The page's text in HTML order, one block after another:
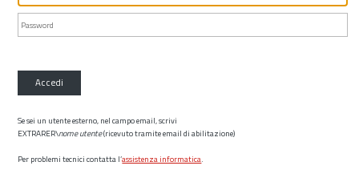
Accedi
Se sei un utente esterno, nel campo email, scrivi
EXTRARER\nome utente(ricevuto tramite email di abilitazione)
Per problemi tecnici contatta l’assistenza informatica.